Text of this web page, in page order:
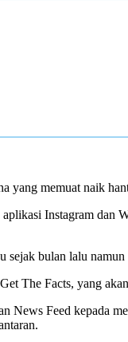
yang memuat naik
Instagram dan
sejak bulan lalu namun
The Facts, yang
News Feed kepada